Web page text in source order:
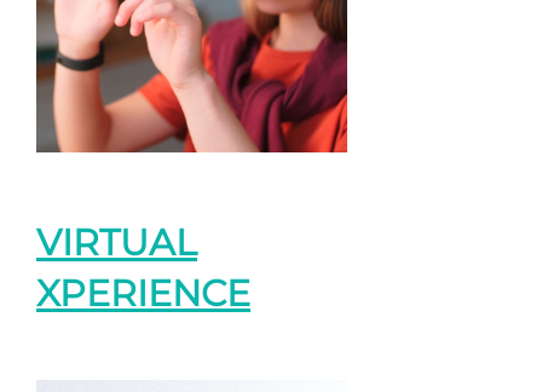
VIRTUAL
XPERIENCE